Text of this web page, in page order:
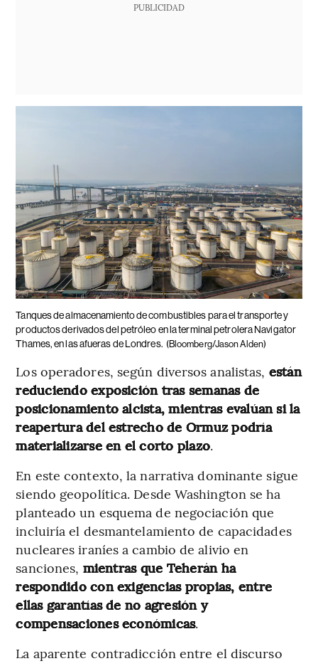
PUBLICIDAD
Tanques de almacenamiento de combustibles para el transporte y
productos derivados del petróleo en la terminal petrolera Navigator
Thames, en las afueras de Londres. (Bloomberg/Jason Alden)
Los operadores, según diversos analistas, están
reduciendo exposición tras semanas de
posicionamiento alcista, mientras evalúan si la
reapertura del estrecho de Ormuz podría
materializarse en el corto plazo.
En este contexto, la narrativa dominante sigue
siendo geopolítica. Desde Washington se ha
planteado un esquema de negociación que
incluiría el desmantelamiento de capacidades
nucleares iraníes a cambio de alivio en
sanciones, mientras que Teherán ha
respondido con exigencias propias, entre
ellas garantías de no agresión y
compensaciones económicas.
La aparente contradicción entre el discurso